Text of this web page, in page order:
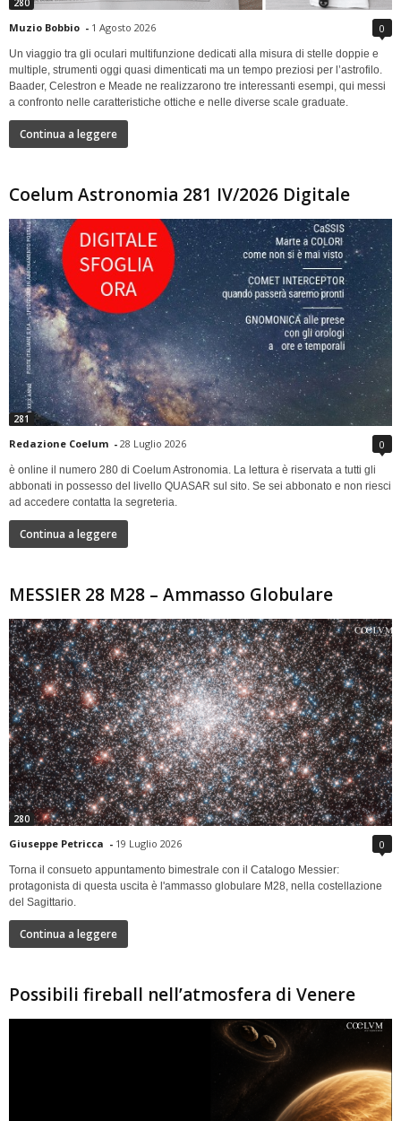
280
Muzio Bobbio - 1 Agosto 2026 0
Un viaggio tra gli oculari multifunzione dedicati alla misura di stelle doppie e
multiple, strumenti oggi quasi dimenticati ma un tempo preziosi per l’astrofilo.
Baader, Celestron e Meade ne realizzarono tre interessanti esempi, qui messi
a confronto nelle caratteristiche ottiche e nelle diverse scale graduate.
Continua a leggere
Coelum Astronomia 281 IV/2026 Digitale
281
Redazione Coelum - 28 Luglio 2026 0
è online il numero 280 di Coelum Astronomia. La lettura è riservata a tutti gli
abbonati in possesso del livello QUASAR sul sito. Se sei abbonato e non riesci
ad accedere contatta la segreteria.
Continua a leggere
MESSIER 28 M28 – Ammasso Globulare
280
Giuseppe Petricca - 19 Luglio 2026 0
Torna il consueto appuntamento bimestrale con il Catalogo Messier:
protagonista di questa uscita è l'ammasso globulare M28, nella costellazione
del Sagittario.
Continua a leggere
Possibili fireball nell’atmosfera di Venere